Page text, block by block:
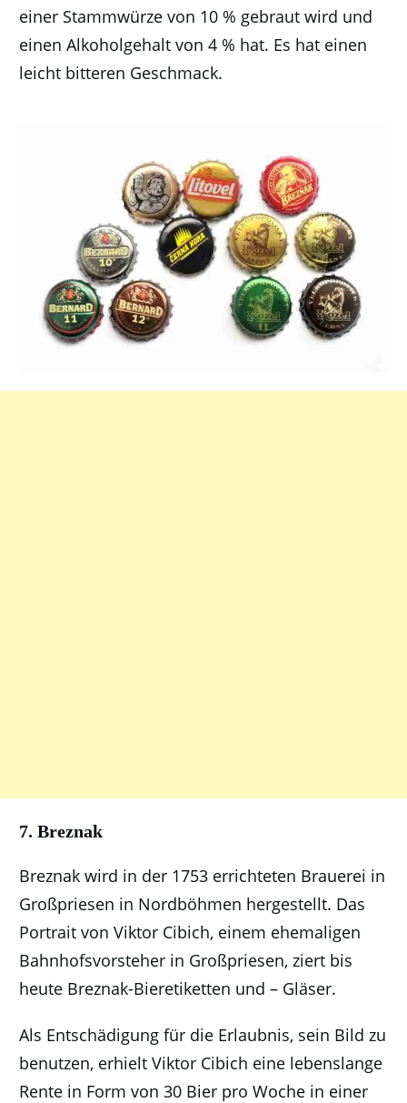
einer Stammwürze von 10 % gebraut wird und
einen Alkoholgehalt von 4 % hat. Es hat einen
leicht bitteren Geschmack.
7. Breznak
Breznak wird in der 1753 errichteten Brauerei in
Großpriesen in Nordböhmen hergestellt. Das
Portrait von Viktor Cibich, einem ehemaligen
Bahnhofsvorsteher in Großpriesen, ziert bis
heute Breznak-Bieretiketten und – Gläser.
Als Entschädigung für die Erlaubnis, sein Bild zu
benutzen, erhielt Viktor Cibich eine lebenslange
Rente in Form von 30 Bier pro Woche in einer